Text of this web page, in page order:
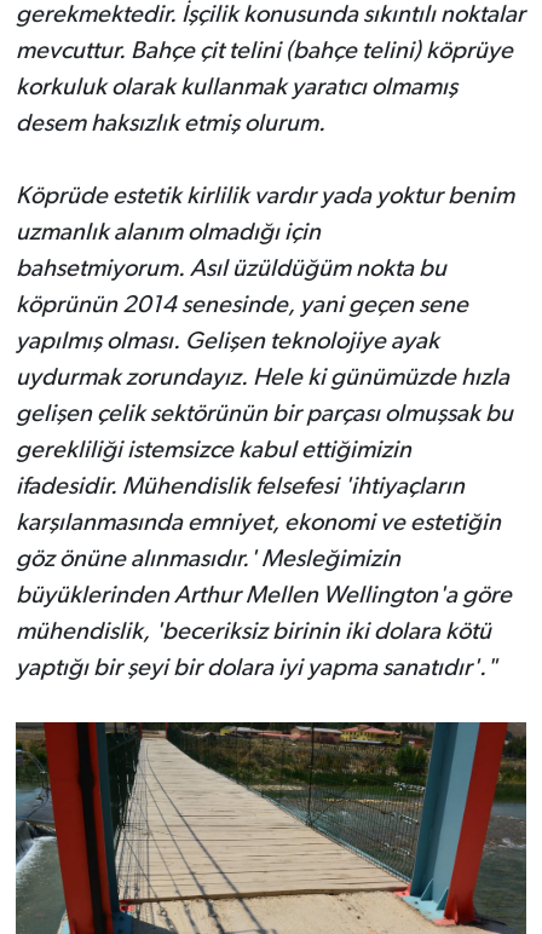
gerekmektedir. İşçilik konusunda sıkıntılı noktalar
mevcuttur. Bahçe çit telini (bahçe telini) köprüye
korkuluk olarak kullanmak yaratıcı olmamış
desem haksızlık etmiş olurum.
Köprüde estetik kirlilik vardır yada yoktur benim
uzmanlık alanım olmadığı için
bahsetmiyorum. Asıl üzüldüğüm nokta bu
köprünün 2014 senesinde, yani geçen sene
yapılmış olması. Gelişen teknolojiye ayak
uydurmak zorundayız. Hele ki günümüzde hızla
gelişen çelik sektörünün bir parçası olmuşsak bu
gerekliliği istemsizce kabul ettiğimizin
ifadesidir. Mühendislik felsefesi 'ihtiyaçların
karşılanmasında emniyet, ekonomi ve estetiğin
göz önüne alınmasıdır.' Mesleğimizin
büyüklerinden Arthur Mellen Wellington'a göre
mühendislik, 'beceriksiz birinin iki dolara kötü
yaptığı bir şeyi bir dolara iyi yapma sanatıdır'."